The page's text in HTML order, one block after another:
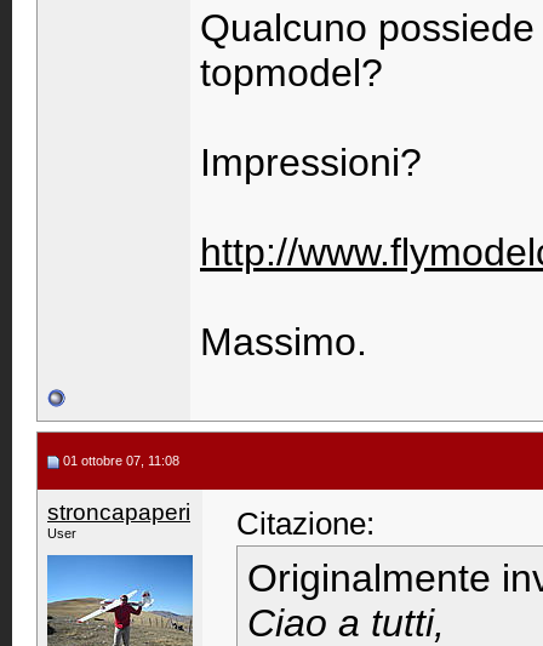
Qualcuno
topmodel?
Impressioni?
http://
Massimo.
01 ottobre 07, 11:08
stroncapaperi
User Citazione:
Originalmente
Ciao a tutti,